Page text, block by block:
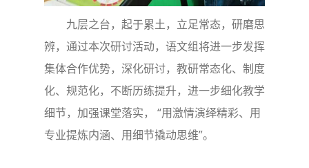
九层之台，起于累土，立足常态，研磨思
辨，通过本次研讨活动，语文组将进一步发挥
集体合作优势，深化研讨，教研常态化、制度
化、规范化，不断历练提升，进一步细化教学
细节，加强课堂落实， “用激情演绎精彩、用
专业提炼内涵、用细节撬动思维”。